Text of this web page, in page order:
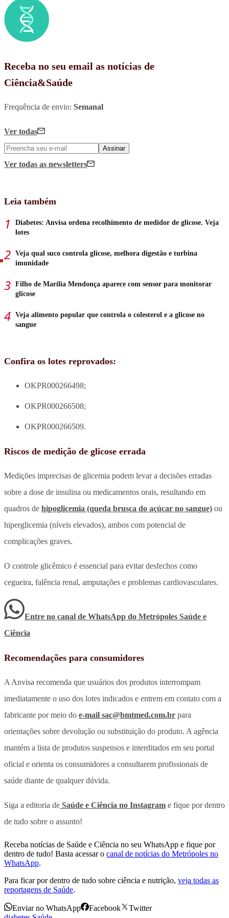
Receba no seu email as notícias de
Ciência&Saúde
Frequência de envio: Semanal
Ver todas
Assinar
Ver todas as newsletters
Leia também
Diabetes: Anvisa ordena recolhimento de medidor de glicose. Veja
lotes
Veja qual suco controla glicose, melhora digestão e turbina
imunidade
Filho de Marília Mendonça aparece com sensor para monitorar
glicose
Veja alimento popular que controla o colesterol e a glicose no
sangue
Confira os lotes reprovados:
OKPR000266498;
OKPR000266508;
OKPR000266509.
Riscos de medição de glicose errada
Medições imprecisas de glicemia podem levar a decisões erradas
sobre a dose de insulina ou medicamentos orais, resultando em
quadros de hipoglicemia (queda brusca do açúcar no sangue) ou
hiperglicemia (níveis elevados), ambos com potencial de
complicações graves.
O controle glicêmico é essencial para evitar desfechos como
cegueira, falência renal, amputações e problemas cardiovasculares.
Entre no canal de WhatsApp do Metrópoles Saúde e
Ciência
Recomendações para consumidores
A Anvisa recomenda que usuários dos produtos interrompam
imediatamente o uso dos lotes indicados e entrem em contato com a
fabricante por meio do e-mail sac@bmtmed.com.br para
orientações sobre devolução ou substituição do produto. A agência
mantém a lista de produtos suspensos e interditados em seu portal
oficial e orienta os consumidores a consultarem profissionais de
saúde diante de qualquer dúvida.
Siga a editoria de Saúde e Ciência no Instagram e fique por dentro
de tudo sobre o assunto!
Receba notícias de Saúde e Ciência no seu WhatsApp e fique por
dentro de tudo! Basta acessar o canal de notícias do Metrópoles no
WhatsApp.
Para ficar por dentro de tudo sobre ciência e nutrição, veja todas as
reportagens de Saúde.
Enviar no WhatsApp Facebook
Twitter